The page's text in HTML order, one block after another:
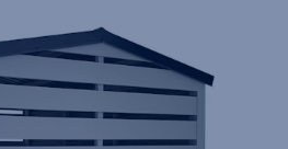
löytyy Tuotteen kuvaus -